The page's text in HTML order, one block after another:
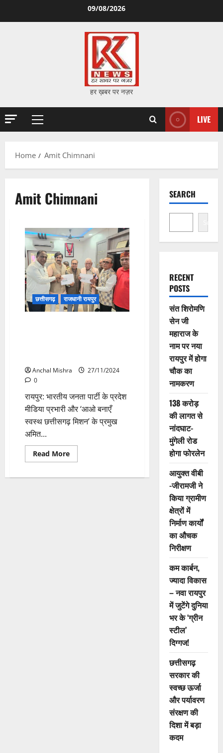
09/08/2026
हर ख़बर पर नज़र
Primary
LIVE
Home Amit Chimnani
Amit Chimnani
छत्तीसगढ़ राजधानी रायपुर
Anchal Mishra
27/11/2024
0
रायपुर: भारतीय जनता पार्टी के प्रदेश
मीडिया प्रभारी और ‘आओ बनाएँ
स्वस्थ छत्तीसगढ़ मिशन’ के प्रमुख
अमित...
Read MoreRead
more
SEARCH
Search
RECENT
POSTS
संत शिरोमणि
सेन जी
महाराज के
नाम पर नया
रायपुर में होगा
चौक का
नामकरण
138 करोड़
की लागत से
नांदघाट-
मुंगेली रोड
होगा फोरलेन
आयुक्त वीबी
-जीरामजी ने
किया ग्रामीण
क्षेत्रों में
निर्माण कार्यों
का औचक
निरीक्षण
कम कार्बन,
ज्यादा विकास
– नवा रायपुर
में जुटेंगे दुनिया
भर के ‘ग्रीन
स्टील’
दिग्गज!
छत्तीसगढ़
सरकार की
स्वच्छ ऊर्जा
और पर्यावरण
संरक्षण की
दिशा में बड़ा
कदम